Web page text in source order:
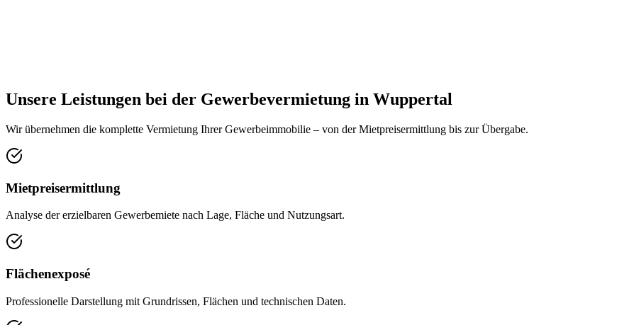
Unsere Leistungen bei der Gewerbevermietung in Wuppertal
Wir übernehmen die komplette Vermietung Ihrer Gewerbeimmobilie – von der Mietpreisermittlung bis zur Übergabe.
Mietpreisermittlung
Analyse der erzielbaren Gewerbemiete nach Lage, Fläche und Nutzungsart.
Flächenexposé
Professionelle Darstellung mit Grundrissen, Flächen und technischen Daten.